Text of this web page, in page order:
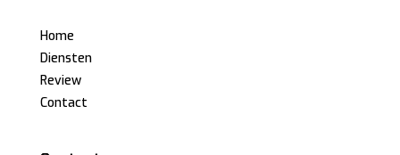
Home
Diensten
Review
Contact